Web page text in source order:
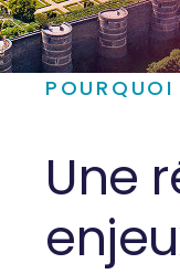
Une